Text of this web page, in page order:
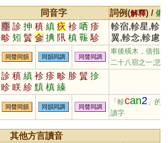
同音字 詞例(解釋) / 備
塵 診 抻 稹 縝 疢 袗 哂 疹
畛 矧 鬒 㐱 捵 阠 槙 辴 駗
抮 驏 眕 黰 紾
軫宿,軫星,軫
翼,軫念,軫慮,
軫懷,軫恤,軫
惻,軫悼
同聲同韻 同韻同調 同聲同調
車後橫木，借指車
二十八宿之一;悲
診 稹 縝 袗 疹 畛 胗 鬒 抮
眕 眹 紾 黰 槙 縥
同聲同韻 同韻同調 同聲同調
「軫can2 」的
讀字
其他方言讀音